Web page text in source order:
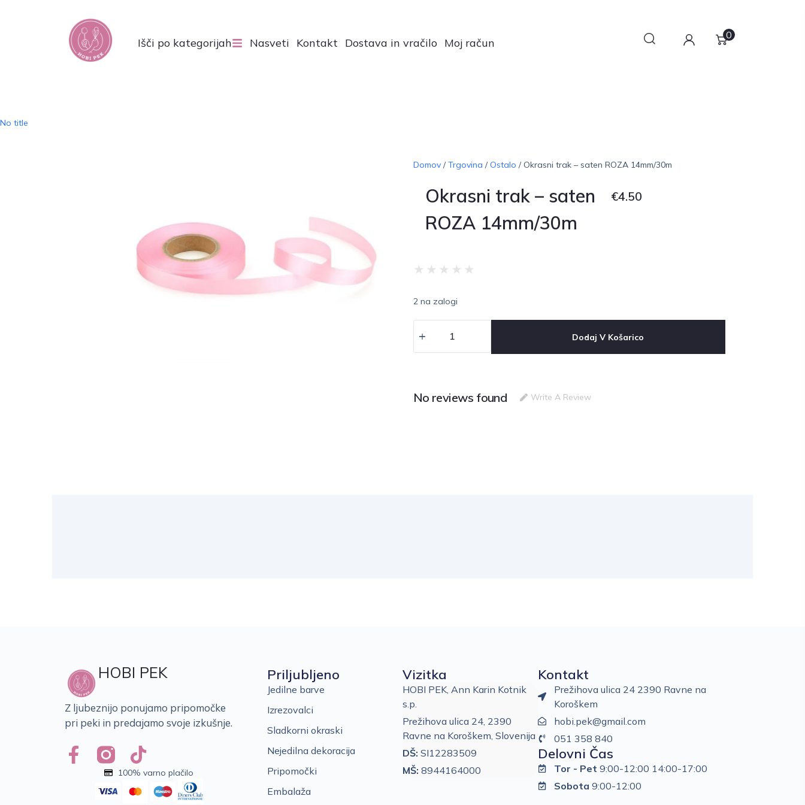
Išči po kategorijah Nasveti Kontakt Dostava in vračilo Moj račun
0
No title
Domov/Trgovina /Ostalo / Okrasni trak – saten ROZA 14mm/30m
Okrasni trak – saten
ROZA 14mm/30m
€4.50
★ ★ ★ ★ ★
2 na zalogi
Dodaj V Košarico
No reviews found Write A Review
HOBI PEK
Z ljubeznijo ponujamo pripomočke
pri peki in predajamo svoje izkušnje.
100% varno plačilo
Priljubljeno
Jedilne barve
Izrezovalci
Sladkorni okraski
Nejedilna dekoracija
Pripomočki
Embalaža
Vizitka
HOBI PEK, Ann Karin Kotnik
s.p.
Prežihova ulica 24, 2390
Ravne na Koroškem, Slovenija
DŠ: SI12283509
MŠ: 8944164000
Kontakt
Prežihova ulica 24 2390 Ravne na
Koroškem
hobi.pek@gmail.com
051 358 840
Delovni Čas
Tor - Pet 9:00-12:00 14:00-17:00
Sobota 9:00-12:00